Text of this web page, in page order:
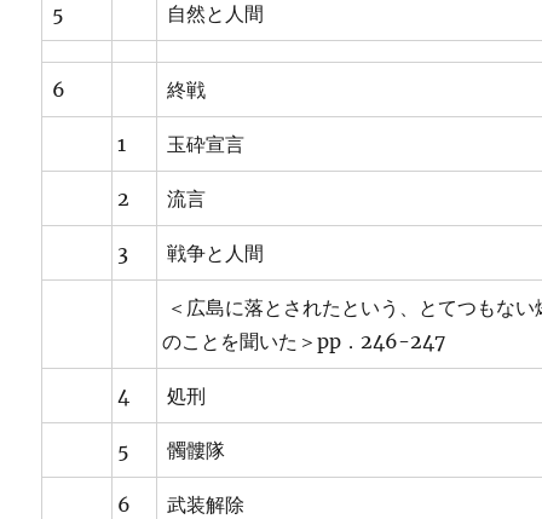
5 自然と人間
6 終戦
1 玉砕宣言
2 流言
3 戦争と人間
＜広島に落とされたという、とてつもない
のことを聞いた＞pp．246-247
4 処刑
5 髑髏隊
6 武装解除